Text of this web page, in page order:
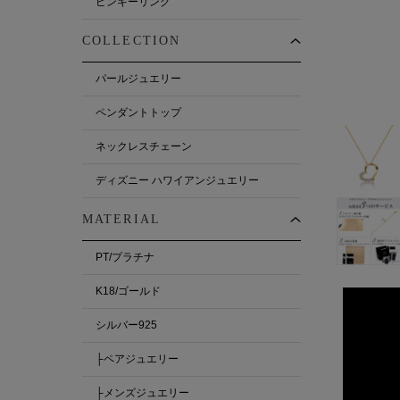
COLLECTION
パールジュエリー
ペンダントトップ
ネックレスチェーン
ディズニー ハワイアンジュエリー
MATERIAL
PT/プラチナ
K18/ゴールド
シルバー925
├ペアジュエリー
├メンズジュエリー